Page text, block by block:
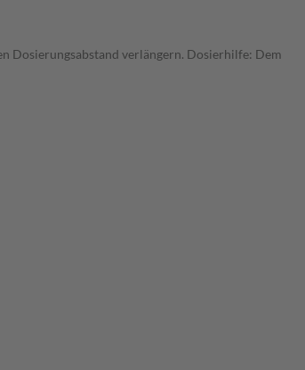
Dosierungsabstand verlängern. Dosierhilfe: Dem